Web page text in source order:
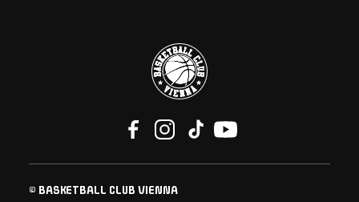
© BASKETBALL CLUB VIENNA